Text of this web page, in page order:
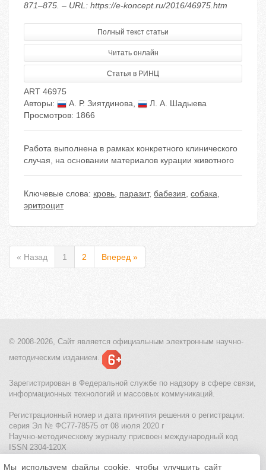
871–875. – URL: https://e-koncept.ru/2016/46975.htm
Полный текст статьи
Читать онлайн
Статья в РИНЦ
ART 46975
Авторы:
А. Р. Зиятдинова,
Л. А. Шадыева
Просмотров: 1866
Работа выполнена в рамках конкретного клинического
случая, на основании материалов курации животного
Ключевые слова: кровь, паразит, бабезия, собака,
эритроцит
« Назад 1 2 Вперед »
© 2008-2026, Сайт является официальным электронным научно-
методическим изданием.
Зарегистрирован в Федеральной службе по надзору в сфере связи,
информационных технологий и массовых коммуникаций.
Регистрационный номер и дата принятия решения о регистрации:
серия Эл № ФС77-78575 от 08 июля 2020 г
Научно-методическому журналу присвоен международный код
ISSN 2304-120X
Мы используем файлы cookie, чтобы улучшить сайт